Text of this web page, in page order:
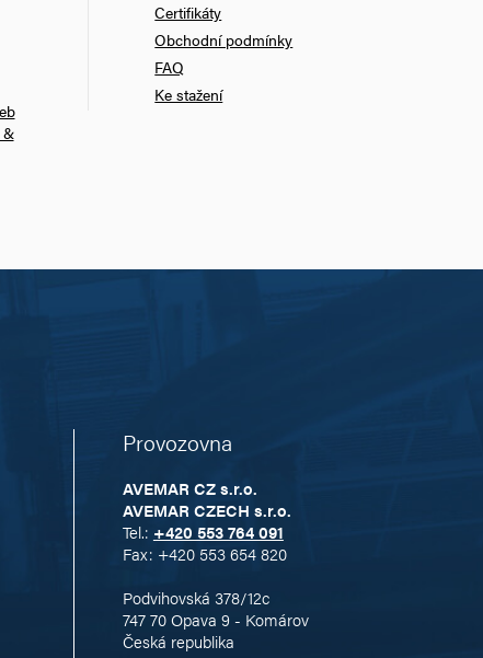
&
Certifikáty
Obchodní podmínky
FAQ
Ke stažení
Provozovna
AVEMAR CZ s.r.o.
AVEMAR CZECH s.r.o.
Tel.: +420 553 764 091
Fax: +420 553 654 820
Podvihovská 378/12c
747 70 Opava 9 - Komárov
Česká republika